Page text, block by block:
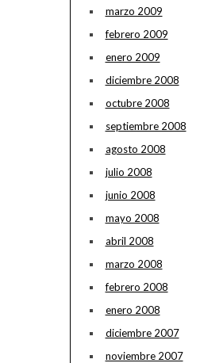
marzo 2009
febrero 2009
enero 2009
diciembre 2008
octubre 2008
septiembre 2008
agosto 2008
julio 2008
junio 2008
mayo 2008
abril 2008
marzo 2008
febrero 2008
enero 2008
diciembre 2007
noviembre 2007